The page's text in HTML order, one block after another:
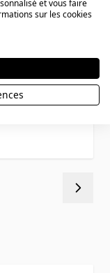
- 0355
et vous faire
sur les cookies